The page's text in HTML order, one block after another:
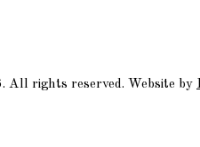
All rights reserved. Website by